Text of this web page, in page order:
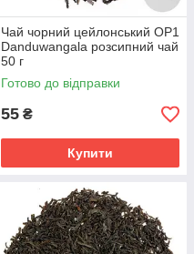
Чай чорний цейлонський ОР1
Danduwangala розсипний чай
50 г
Готово до відправки
55 ₴
Купити